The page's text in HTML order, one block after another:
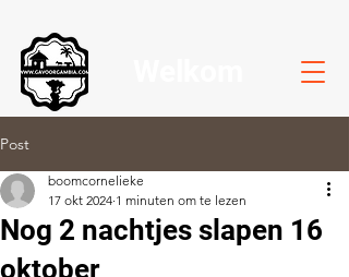
Post
Nog 2 nachtjes slapen 16
oktober
boomcornelieke
17 okt 2024 1 minuten om te lezen